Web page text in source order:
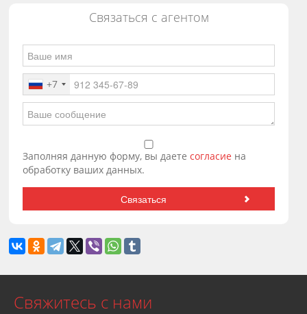
Связаться с агентом
+7
Заполняя данную форму, вы даетесогласие на
обработку ваших данных.
Свяжитесь с нами